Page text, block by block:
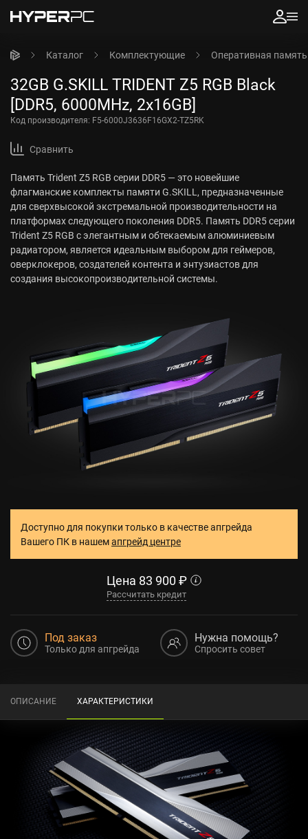
Каталог Комплектующие Оперативная память
32GB G.SKILL TRIDENT Z5 RGB Black
[DDR5, 6000MHz, 2x16GB]
Код производителя: F5-6000J3636F16GX2-TZ5RK
Сравнить
Память Trident Z5 RGB серии DDR5 — это новейшие
флагманские комплекты памяти G.SKILL, предназначенные
для сверхвысокой экстремальной производительности на
платформах следующего поколения DDR5. Память DDR5 серии
Trident Z5 RGB с элегантным и обтекаемым алюминиевым
радиатором, является идеальным выбором для геймеров,
оверклокеров, создателей контента и энтузиастов для
создания высокопроизводительной системы.
Доступно для покупки только в качестве апгрейда
Вашего ПК в нашемапгрейд центре
Цена 83 900 ₽
Рассчитать кредит
Под заказ
Только для апгрейда
Нужна помощь?
Спросить совет
ОПИСАНИЕ ХАРАКТЕРИСТИКИ